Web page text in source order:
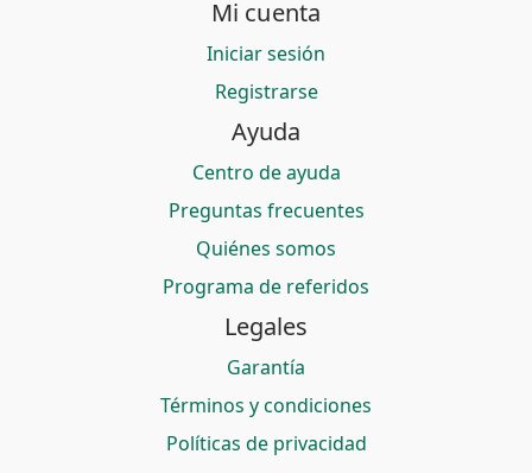
Mi cuenta
Iniciar sesión
Registrarse
Ayuda
Centro de ayuda
Preguntas frecuentes
Quiénes somos
Programa de referidos
Legales
Garantía
Términos y condiciones
Políticas de privacidad